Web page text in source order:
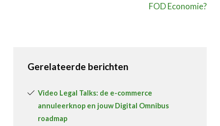
FOD Economie?
Gerelateerde berichten
Video Legal Talks: de e-commerce
annuleerknop en jouw Digital Omnibus
roadmap